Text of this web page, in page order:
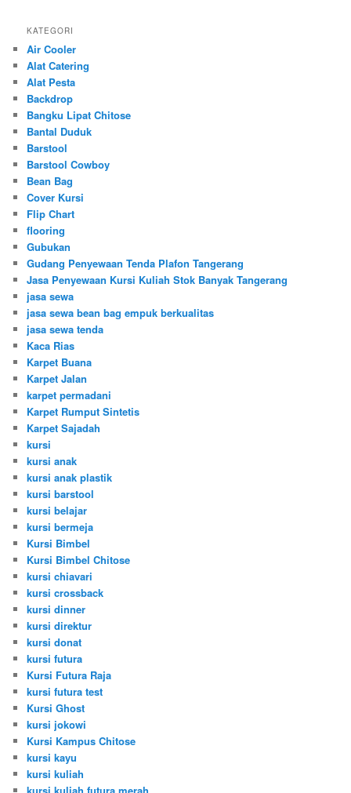
KATEGORI
Air Cooler
Alat Catering
Alat Pesta
Backdrop
Bangku Lipat Chitose
Bantal Duduk
Barstool
Barstool Cowboy
Bean Bag
Cover Kursi
Flip Chart
flooring
Gubukan
Gudang Penyewaan Tenda Plafon Tangerang
Jasa Penyewaan Kursi Kuliah Stok Banyak Tangerang
jasa sewa
jasa sewa bean bag empuk berkualitas
jasa sewa tenda
Kaca Rias
Karpet Buana
Karpet Jalan
karpet permadani
Karpet Rumput Sintetis
Karpet Sajadah
kursi
kursi anak
kursi anak plastik
kursi barstool
kursi belajar
kursi bermeja
Kursi Bimbel
Kursi Bimbel Chitose
kursi chiavari
kursi crossback
kursi dinner
kursi direktur
kursi donat
kursi futura
Kursi Futura Raja
kursi futura test
Kursi Ghost
kursi jokowi
Kursi Kampus Chitose
kursi kayu
kursi kuliah
kursi kuliah futura merah